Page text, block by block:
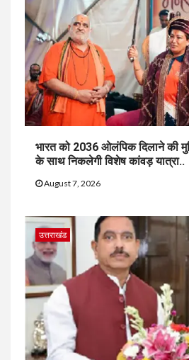
भारत को 2036 ओलंपिक दिलाने की
के साथ निकलेगी विशेष कांवड़ यात्रा..
August 7, 2026
उत्तराखंड